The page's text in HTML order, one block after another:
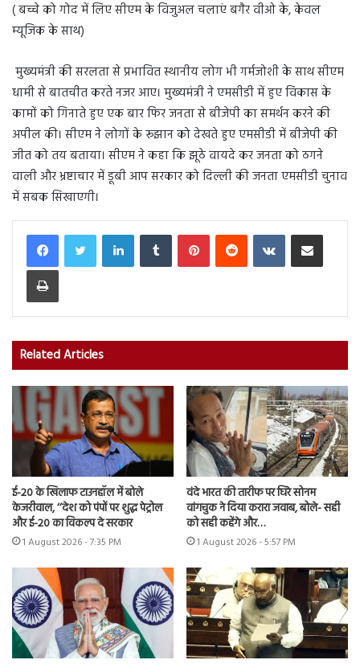
( बच्चे को गोद में लिए सीएम के विजुअल चलाएं बगैर वीओ के, केवल
म्यूजिक के साथ)
मुख्यमंत्री की सरलता से प्रभावित स्थानीय लोग भी गर्मजोशी के साथ सीएम
धामी से बातचीत करते नजर आए। मुख्यमंत्री ने एमसीडी में हुए विकास के
कामों को गिनाते हुए एक बार फिर जनता से बीजेपी का समर्थन करने की
अपील की। सीएम ने लोगों के रूझान को देखते हुए एमसीडी में बीजेपी की
जीत को तय बताया। सीएम ने कहा कि झूठे वायदे कर जनता को ठगने
वाली और भ्रष्टाचार में डूबी आप सरकार को दिल्ली की जनता एमसीडी चुनाव
में सबक सिखाएगी।
LinkedInTumblr PinterestReddit VKontakteShare via Email
Print
Related Articles
ई-20 के खिलाफ टाउनहॉल में बोले
केजरीवाल, ‘‘देश को पंपों पर शुद्ध पेट्रोल
और ई-20 का विकल्प दे सरकार
1 August 2026 - 7:35 PM
वंदे भारत की तारीफ पर घिरे सोनम
वांगचुक ने दिया करारा जवाब, बोले- सही
को सही कहेंगे और…
1 August 2026 - 5:57 PM